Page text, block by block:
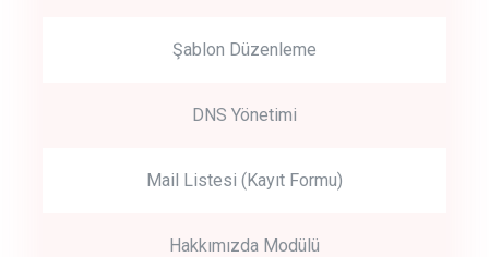
Şablon Düzenleme
DNS Yönetimi
Mail Listesi (Kayıt Formu)
Hakkımızda Modülü